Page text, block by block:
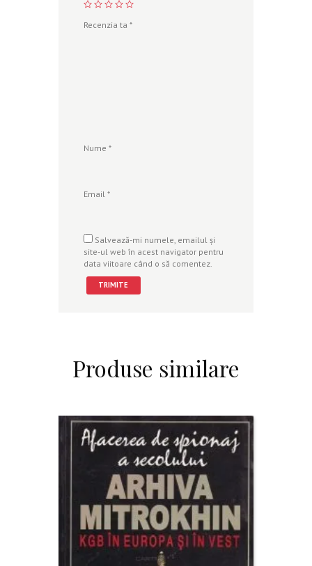
Recenzia ta *
Nume *
Email *
Salvează-mi numele, emailul și
site-ul web în acest navigator pentru
data viitoare când o să comentez.
Produse similare